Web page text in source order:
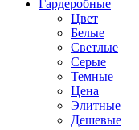
Гардеробные
Цвет
Белые
Светлые
Серые
Темные
Цена
Элитные
Дешевые